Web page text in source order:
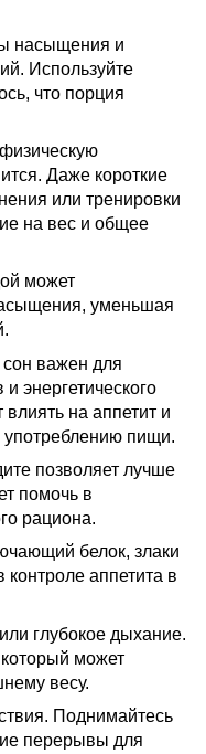
насыщения и
Используйте
что порция
Даже короткие
или тренировки
на вес и общее
может
уменьшая
важен для
энергетического
на аппетит и
употреблению пищи.
позволяет лучше
помочь в
рациона.
белок, злаки
аппетита в
глубокое дыхание.
который может
весу.
Поднимайтесь
перерывы для